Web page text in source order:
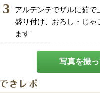
3
アルデンテでザルに茹で
盛り付け、おろし・じゃ
ます
写真を撮